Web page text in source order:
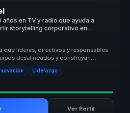
en TV y radio que ayuda a
storytelling corporativo en
que lideres, directivos y responsables
desalineados y construyan
Liderazgo
Ver Perfil